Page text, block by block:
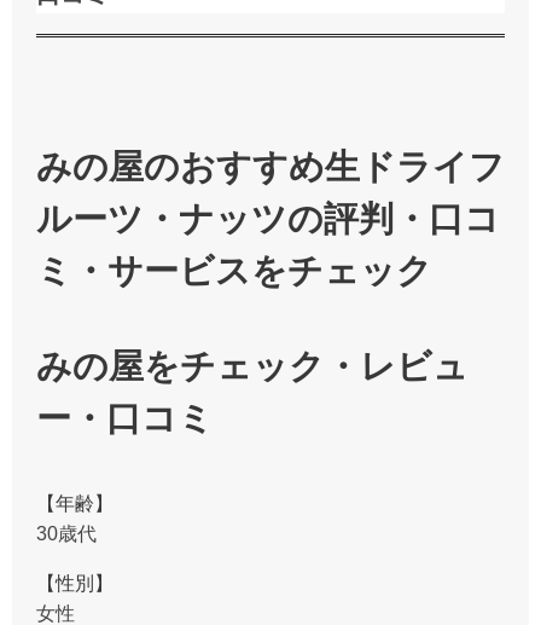
みの屋のおすすめ生ドライフ
ルーツ・ナッツの評判・口コ
ミ・サービスをチェック
みの屋をチェック・レビュ
ー・口コミ
【年齢】
30歳代
【性別】
女性